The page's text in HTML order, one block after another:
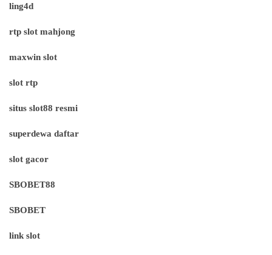
ling4d
rtp slot mahjong
maxwin slot
slot rtp
situs slot88 resmi
superdewa daftar
slot gacor
SBOBET88
SBOBET
link slot